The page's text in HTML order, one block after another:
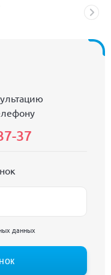
37
данных